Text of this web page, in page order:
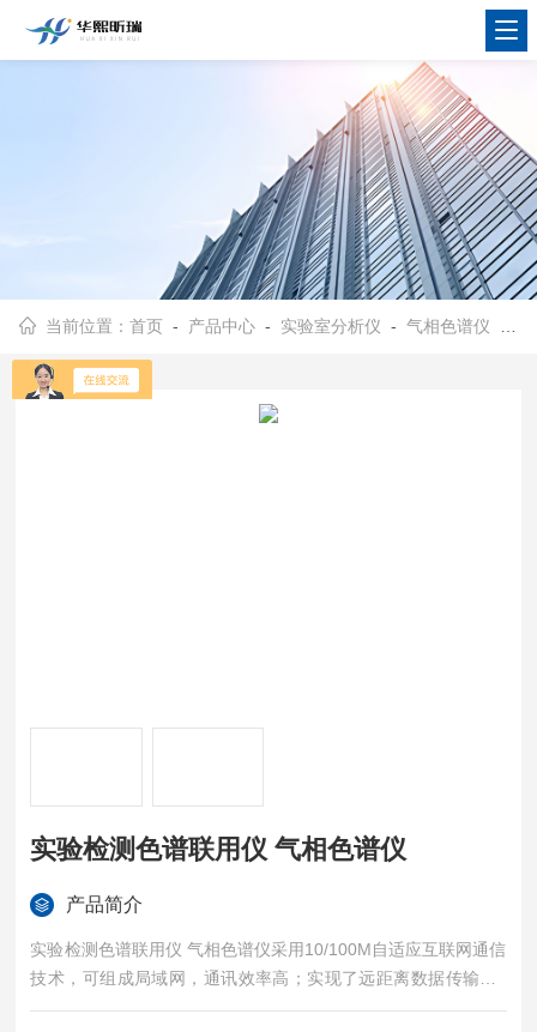
当前位置：首页 - 产品中心 - 实验室分析仪 -气相色谱仪
实验检测色谱联用仪 气相色谱仪
产品简介
实验检测色谱联用仪 气相色谱仪采用10/100M自适应互联网通信
技术，可组成局域网，通讯效率高；实现了远距离数据传输；1
台色谱仪可连接3台电脑